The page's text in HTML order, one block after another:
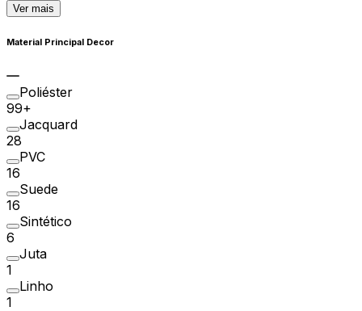
Ver mais
Material Principal Decor
Poliéster
99+
Jacquard
28
PVC
16
Suede
16
Sintético
6
Juta
1
Linho
1